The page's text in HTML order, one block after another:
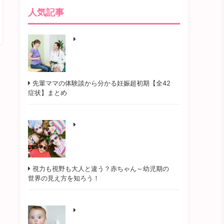
人気記事
先輩ママの体験談から分かる妊娠超初期【全42
症状】まとめ
視力も視野も大人と違う？赤ちゃん～幼児期の
世界の見え方を知ろう！